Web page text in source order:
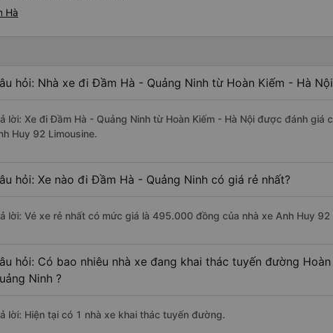
Hà
hỏi: Nhà xe đi Đầm Hà - Quảng Ninh từ Hoàn Kiếm - Hà
lời: Xe đi Đầm Hà - Quảng Ninh từ Hoàn Kiếm - Hà Nội được đánh giá
Huy 92 Limousine.
hỏi: Xe nào đi Đầm Hà - Quảng Ninh có giá rẻ nhất?
lời: Vé xe rẻ nhất có mức giá là 495.000 đồng của nhà xe Anh Huy 92
hỏi: Có bao nhiêu nhà xe đang khai thác tuyến đường
Ninh ?
lời: Hiện tại có 1 nhà xe khai thác tuyến đường.